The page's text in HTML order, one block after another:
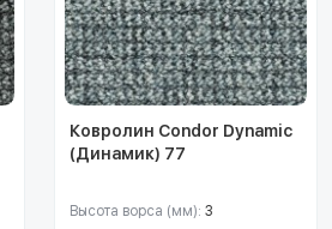
Ковролин Condor Dynamic
(Динамик) 77
Высота ворса (мм): 3